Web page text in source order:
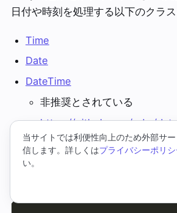
日付や時刻を処理する以下のクラス
Time
Date
DateTime
非推奨とされている
https://github.com/ruby/
当サイトでは利便性向上のため外部サ
信します。詳しくはプライバシーポリシ
い。